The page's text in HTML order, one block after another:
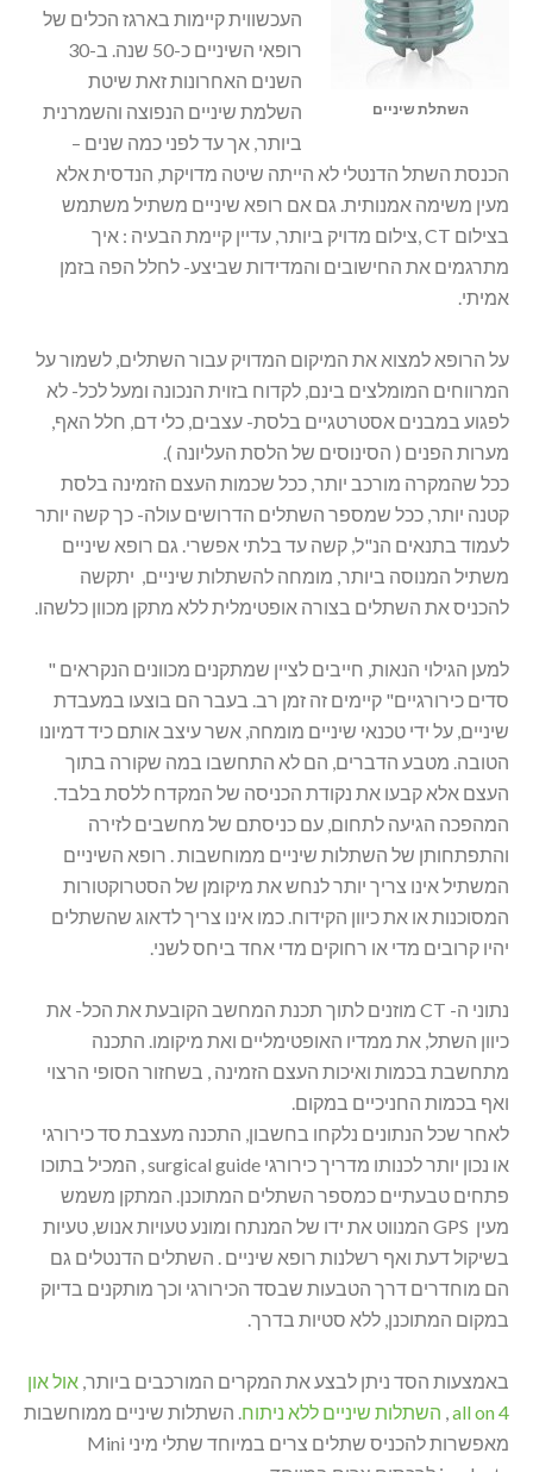
השתלת שיניים
העכשווית קיימות בארגז הכלים של
רופאי השיניים כ-50 שנה. ב-30
השנים האחרונות זאת שיטת
השלמת שיניים הנפוצה והשמרנית
ביותר, אך עד לפני כמה שנים –
הכנסת השתל הדנטלי לא הייתה שיטה מדויקת, הנדסית אלא
מעין משימה אמנותית. גם אם רופא שיניים משתיל משתמש
בצילום CT ,צילום מדויק ביותר, עדיין קיימת הבעיה : איך
מתרגמים את החישובים והמדידות שביצע- לחלל הפה בזמן
אמיתי.
על הרופא למצוא את המיקום המדויק עבור השתלים, לשמור על
המרווחים המומלצים בינם, לקדוח בזוית הנכונה ומעל לכל- לא
לפגוע במבנים אסטרטגיים בלסת- עצבים, כלי דם, חלל האף,
מערות הפנים ( הסינוסים של הלסת העליונה ).
ככל שהמקרה מורכב יותר, ככל שכמות העצם הזמינה בלסת
קטנה יותר, ככל שמספר השתלים הדרושים עולה- כך קשה יותר
לעמוד בתנאים הנ"ל, קשה עד בלתי אפשרי. גם רופא שיניים
משתיל המנוסה ביותר, מומחה להשתלות שיניים, יתקשה
להכניס את השתלים בצורה אופטימלית ללא מתקן מכוון כלשהו.
למען הגילוי הנאות, חייבים לציין שמתקנים מכוונים הנקראים "
סדים כירורגיים" קיימים זה זמן רב. בעבר הם בוצעו במעבדת
שיניים, על ידי טכנאי שיניים מומחה, אשר עיצב אותם כיד דמיונו
הטובה. מטבע הדברים, הם לא התחשבו במה שקורה בתוך
העצם אלא קבעו את נקודת הכניסה של המקדח ללסת בלבד.
המהפכה הגיעה לתחום, עם כניסתם של מחשבים לזירה
והתפתחותן של השתלות שיניים ממוחשבות . רופא השיניים
המשתיל אינו צריך יותר לנחש את מיקומן של הסטרוקטורות
המסוכנות או את כיוון הקידוח. כמו אינו צריך לדאוג שהשתלים
יהיו קרובים מדי או רחוקים מדי אחד ביחס לשני.
נתוני ה- CT מוזנים לתוך תכנת המחשב הקובעת את הכל- את
כיוון השתל, את ממדיו האופטימליים ואת מיקומו. התכנה
מתחשבת בכמות ואיכות העצם הזמינה , בשחזור הסופי הרצוי
ואף בכמות החניכיים במקום.
לאחר שכל הנתונים נלקחו בחשבון, התכנה מעצבת סד כירורגי
או נכון יותר לכנותו מדריך כירורגי surgical guide , המכיל בתוכו
פתחים טבעתיים כמספר השתלים המתוכנן. המתקן משמש
מעין GPS המנווט את ידו של המנתח ומונע טעויות אנוש, טעיות
בשיקול דעת ואף רשלנות רופא שיניים . השתלים הדנטלים גם
הם מוחדרים דרך הטבעות שבסד הכירורגי וכך מותקנים בדיוק
במקום המתוכנן, ללא סטיות בדרך.
באמצעות הסד ניתן לבצע את המקרים המורכבים ביותר, אול און
4 all on
השתלות שיניים ללא ניתוח . השתלות שיניים ממוחשבות
מאפשרות להכניס שתלים צרים במיוחד שתלי מיני Mini